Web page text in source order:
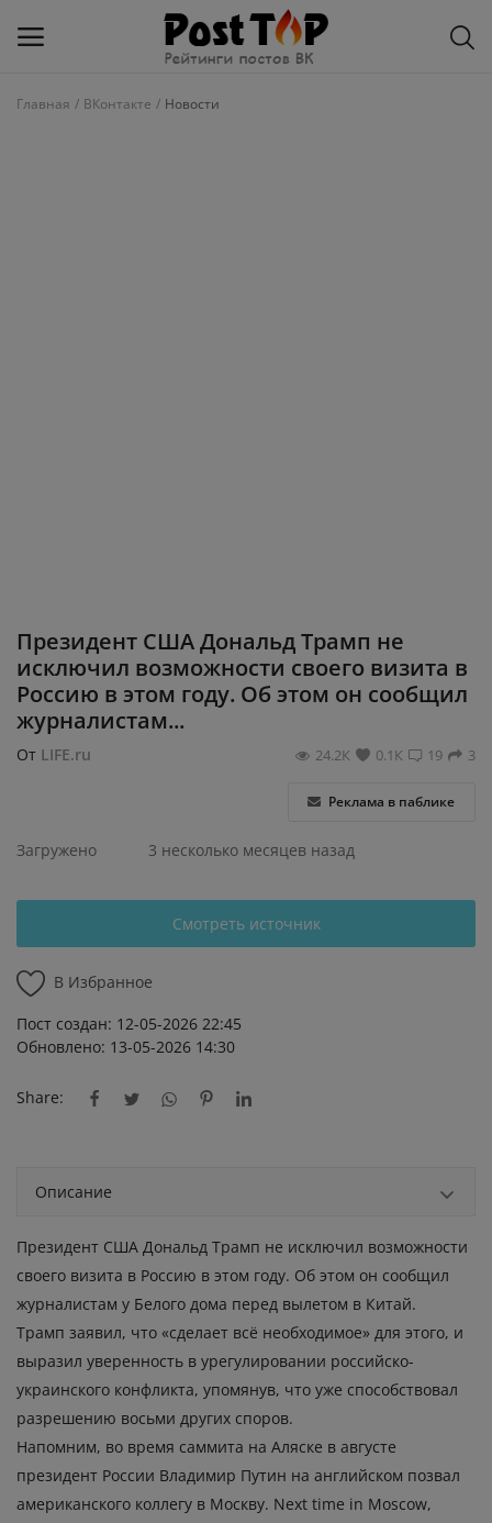
Главная ВКонтакте Новости
Президент США Дональд Трамп не
исключил возможности своего визита в
Россию в этом году. Об этом он сообщил
журналистам...
От LIFE.ru 3
19
0.1К
24.2К
Реклама в паблике
Загружено 3 несколько месяцев назад
Смотреть источник
В Избранное
Пост создан: 12-05-2026 22:45
Обновлено: 13-05-2026 14:30
Share:
Описание
Президент США Дональд Трамп не исключил возможности
своего визита в Россию в этом году. Об этом он сообщил
журналистам у Белого дома перед вылетом в Китай.
Трамп заявил, что «сделает всё необходимое» для этого, и
выразил уверенность в урегулировании российско-
украинского конфликта, упомянув, что уже способствовал
разрешению восьми других споров.
Напомним, во время саммита на Аляске в августе
президент России Владимир Путин на английском позвал
американского коллегу в Москву. Next time in Moscow,